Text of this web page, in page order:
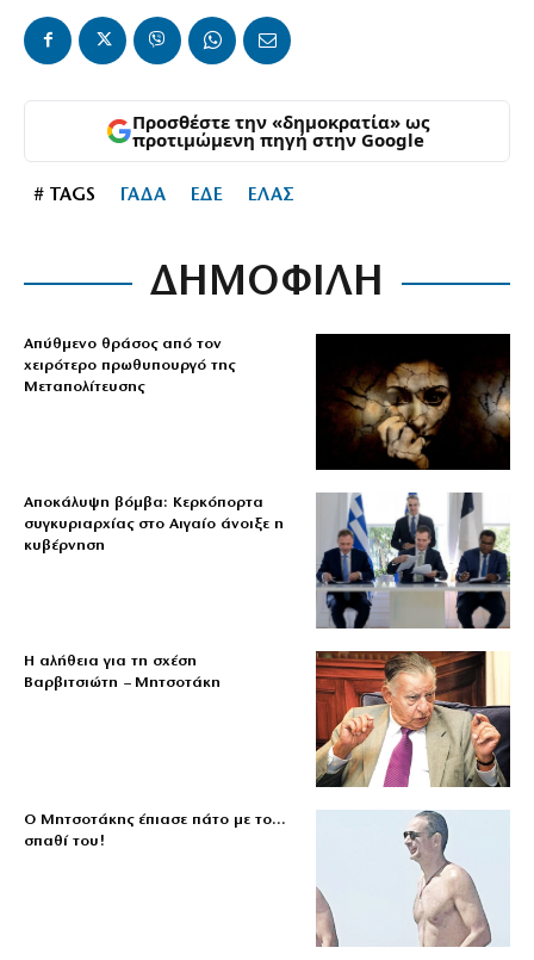
Προσθέστε την «δημοκρατία» ως
προτιμώμενη πηγή στην Google
# TAGS ΓΑΔΑ ΕΔΕ ΕΛΑΣ
ΔΗΜΟΦΙΛΗ
Απύθμενο θράσος από τον
χειρότερο πρωθυπουργό της
Μεταπολίτευσης
Αποκάλυψη βόμβα: Κερκόπορτα
συγκυριαρχίας στο Αιγαίο άνοιξε η
κυβέρνηση
Η αλήθεια για τη σχέση
Βαρβιτσιώτη – Μητσοτάκη
Ο Μητσοτάκης έπιασε πάτο με το…
σπαθί του!